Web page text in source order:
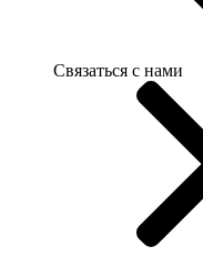
Связаться с нами